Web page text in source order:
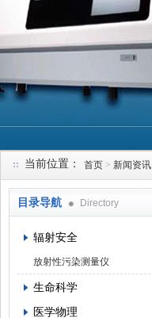
当前位置： 首页 > 新闻资讯
目录导航 Directory
辐射安全
放射性污染测量仪
生命科学
医学物理